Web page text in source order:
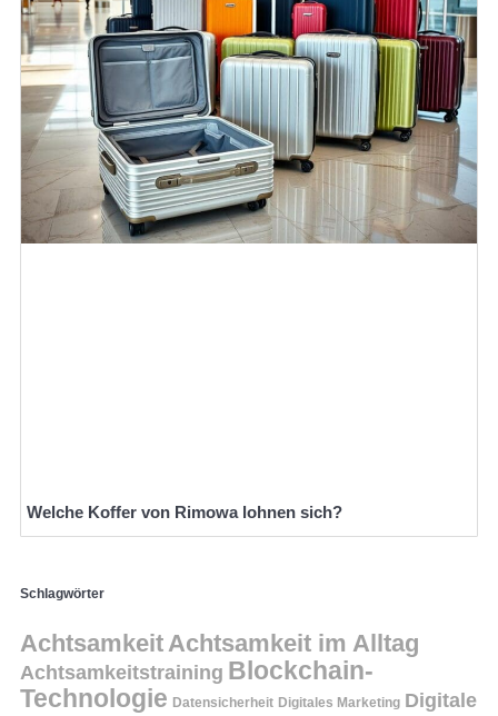
Welche Koffer von Rimowa lohnen sich?
Schlagwörter
AchtsamkeitAchtsamkeit im Alltag
Achtsamkeitstraining Blockchain-
Technologie Datensicherheit Digitales Marketing Digitale